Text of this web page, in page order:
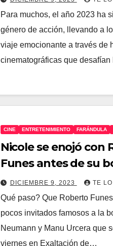
Para muchos, el año 2023 ha
género de acción, llevando a
viaje emocionante a través de
cinematográficas que
CINE ENTRETENIMIENTO FARÁNDULA
Nicole se enojó con
Funes antes de su
DICIEMBRE 9, 2023 TE
Qué paso? Que Roberto
pocos invitados famosos a la
Neumann y Manu Urcera que
viernes en Exaltación de…